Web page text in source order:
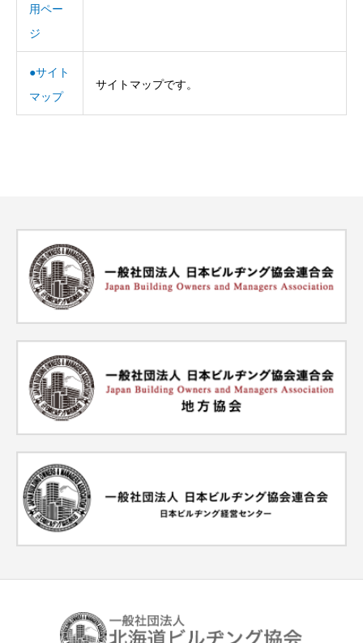
用ペー
ジ
●サイト
マップ
サイトマップです。